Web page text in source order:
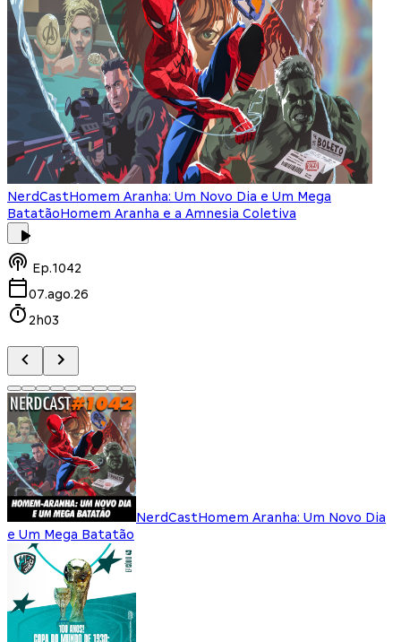
NerdCastHomem Aranha: Um Novo Dia e Um Mega
BatatãoHomem Aranha e a Amnesia Coletiva
Ep.1042
07.ago.26
2h03
NerdCastHomem Aranha: Um Novo Dia
e Um Mega Batatão